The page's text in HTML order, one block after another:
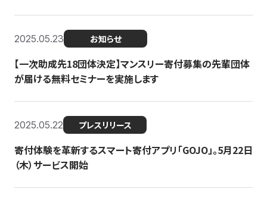
2025.05.23 お知らせ
【一次助成先18団体決定】マンスリー寄付募集の先輩団体
が届ける無料セミナーを実施します
2025.05.22 プレスリリース
寄付体験を革新するスマート寄付アプリ「GOJO」。5月22日
（木）サービス開始